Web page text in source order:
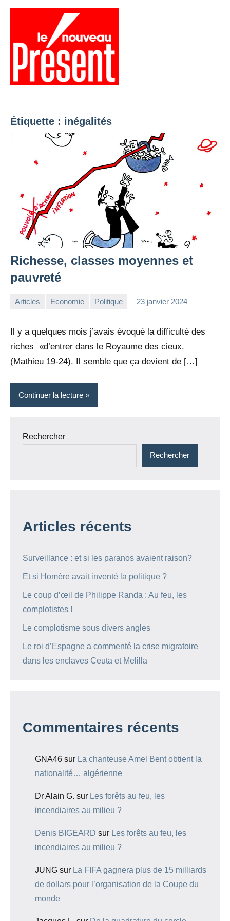
Aller
Étiquette : inégalités
Richesse, classes moyennes et
pauvreté
Articles Economie Politique 23 janvier 2024
Il y a quelques mois j’avais évoqué la difficulté des
riches «d’entrer dans le Royaume des cieux.
(Mathieu 19-24). Il semble que ça devient de […]
Continuer la lecture
Rechercher
Rechercher
Articles récents
Surveillance : et si les paranos avaient raison?
Et si Homère avait inventé la politique ?
Le coup d’œil de Philippe Randa : Au feu, les
complotistes !
Le complotisme sous divers angles
Le roi d’Espagne a commenté la crise migratoire
dans les enclaves Ceuta et Melilla
Commentaires récents
GNA46 sur La chanteuse Amel Bent obtient la
nationalité… algérienne
Dr Alain G. sur Les forêts au feu, les
incendiaires au milieu ?
Denis BIGEARD sur Les forêts au feu, les
incendiaires au milieu ?
JUNG sur La FIFA gagnera plus de 15 milliards
de dollars pour l’organisation de la Coupe du
monde